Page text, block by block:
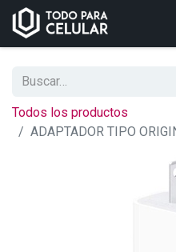
Todos los productos
ADAPTADOR TIPO